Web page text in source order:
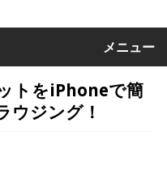
メニュー
トをiPhoneで簡
ウジング！